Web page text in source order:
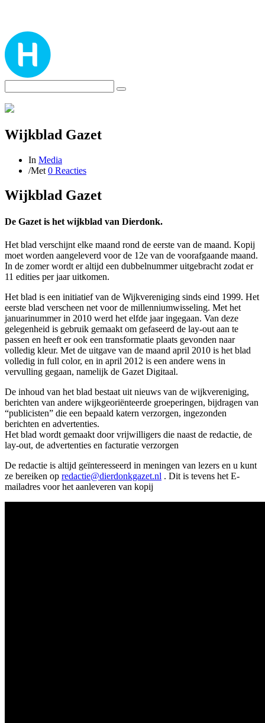
Wijkblad Gazet
In Media
/Met 0 Reacties
Wijkblad Gazet
De Gazet is het wijkblad van Dierdonk.
Het blad verschijnt elke maand rond de eerste van de maand. Kopij
moet worden aangeleverd voor de 12e van de voorafgaande maand.
In de zomer wordt er altijd een dubbelnummer uitgebracht zodat er
11 edities per jaar uitkomen.
Het blad is een initiatief van de Wijkvereniging sinds eind 1999. Het
eerste blad verscheen net voor de millenniumwisseling. Met het
januarinummer in 2010 werd het elfde jaar ingegaan. Van deze
gelegenheid is gebruik gemaakt om gefaseerd de lay-out aan te
passen en heeft er ook een transformatie plaats gevonden naar
volledig kleur. Met de uitgave van de maand april 2010 is het blad
volledig in full color, en in april 2012 is een andere wens in
vervulling gegaan, namelijk de Gazet Digitaal.
De inhoud van het blad bestaat uit nieuws van de wijkvereniging,
berichten van andere wijkgeoriënteerde groeperingen, bijdragen van
“publicisten” die een bepaald katern verzorgen, ingezonden
berichten en advertenties.
Het blad wordt gemaakt door vrijwilligers die naast de redactie, de
lay-out, de advertenties en facturatie verzorgen
De redactie is altijd geïnteresseerd in meningen van lezers en u kunt
ze bereiken op redactie@dierdonkgazet.nl . Dit is tevens het E-
mailadres voor het aanleveren van kopij